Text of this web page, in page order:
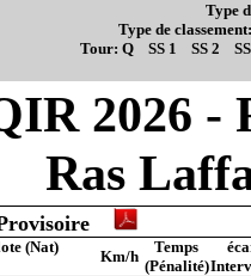
Type
Type de
Tour: Q SS 1 SS 2
2026 -
Ras
(Nat)
Km/h
Temps
(Pénalité)